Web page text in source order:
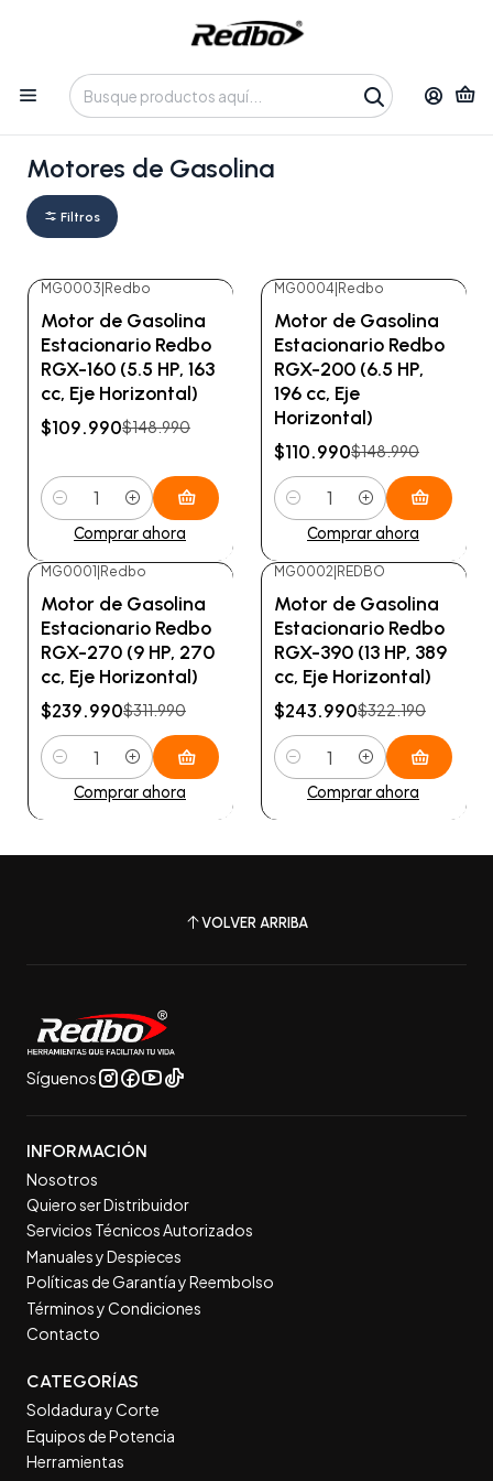
Tienda 100% Online con despacho a domicilio o retiro en
Oficina • Lun-Vie 09:30-14:00 / 15:00-17:30 • 📞 +56 9 3730 2311
Equipos de Potencia
Motores de Gasolina
Motores de Gasolina
Filtros
MG0003|Redbo
Motor de Gasolina
Estacionario Redbo
RGX-160 (5.5 HP, 163
cc, Eje Horizontal)
$109.990$148.990
Cantidad
Comprar ahora
MG0004|Redbo
Motor de Gasolina
Estacionario Redbo
RGX-200 (6.5 HP,
196 cc, Eje
Horizontal)
$110.990$148.990
Cantidad
Comprar ahora
MG0001 Redbo
Motor de Gasolina
Estacionario Redbo
RGX-270 (9 HP, 270
cc, Eje Horizontal)
$239.990$311.990
Cantidad
Comprar ahora
MG0002 REDBO
Motor de Gasolina
Estacionario Redbo
RGX-390 (13 HP, 389
cc, Eje Horizontal)
$243.990$322.190
Cantidad
Comprar ahora
VOLVER ARRIBA
Síguenos
INFORMACIÓN
Nosotros
Quiero ser Distribuidor
Servicios Técnicos Autorizados
Manuales y Despieces
Políticas de Garantía y Reembolso
Términos y Condiciones
Contacto
CATEGORÍAS
Soldadura y Corte
Equipos de Potencia
Herramientas